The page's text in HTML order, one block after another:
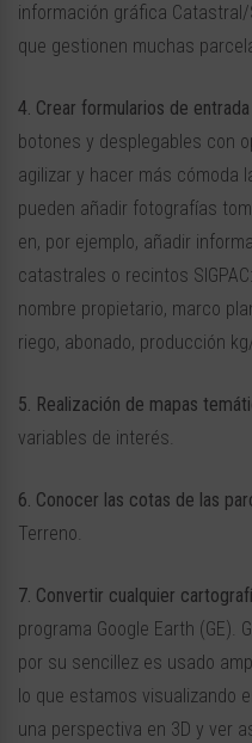
información gráfica Catastral/
que gestionen muchas
4. Crear formularios de
botones y desplegables con
agilizar y hacer más cómoda
pueden añadir fotografías
en, por ejemplo, añadir
catastrales o recintos
nombre propietario, marco
riego, abonado, producción
5. Realización de mapas
variables de interés.
6. Conocer las cotas de las
Terreno.
7. Convertir cualquier
programa Google Earth (GE).
por su sencillez es usado
lo que estamos visualizando
una perspectiva en 3D y ver